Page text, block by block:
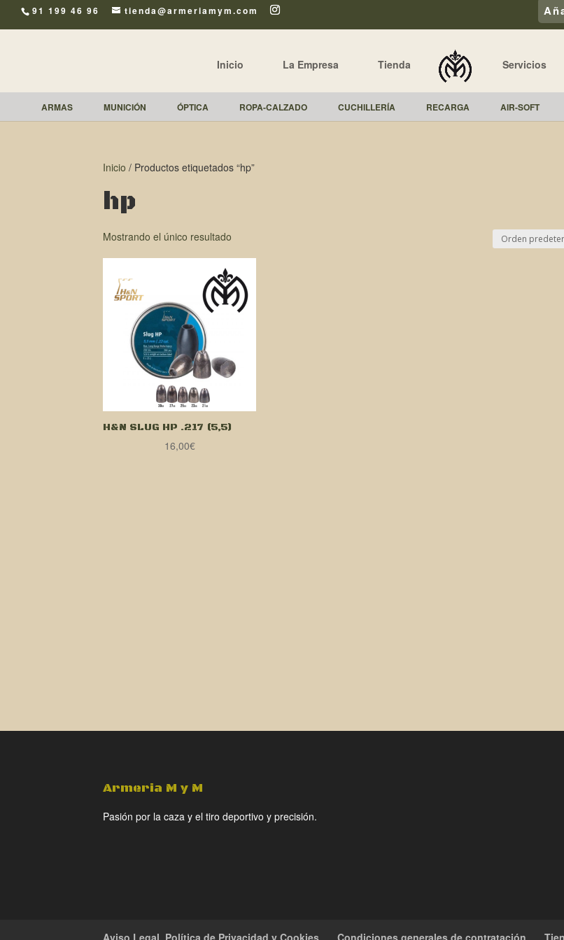
91 199 46 96 tienda@armeriamym.com
Inicio La Empresa Tienda Servicios
ARMAS MUNICIÓN ÓPTICA ROPA-CALZADO CUCHILLERÍA RECARGA AIR-SOFT
Inicio / Productos etiquetados “hp”
hp
Mostrando el único resultado
H&N SLUG HP .217 (5,5)
16,00€
Armeria M y M
Pasión por la caza y el tiro deportivo y precisión.